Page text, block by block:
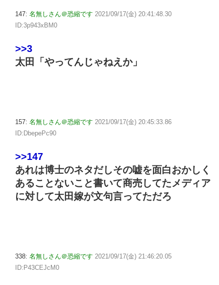
147: 名無しさん＠恐縮です 2021/09/17(金) 20:41:48.30
ID:3p943xBM0
>>3
太田「やってんじゃねえか」
157: 名無しさん＠恐縮です 2021/09/17(金) 20:45:33.86
ID:DbepePc90
>>147
あれは博士のネタだしその嘘を面白おかしく
あることないこと書いて商売してたメディア
に対して太田嫁が文句言ってただろ
338: 名無しさん＠恐縮です 2021/09/17(金) 21:46:20.05
ID:P43CEJcM0